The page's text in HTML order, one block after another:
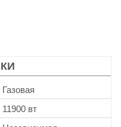
Газовая
11900 вт